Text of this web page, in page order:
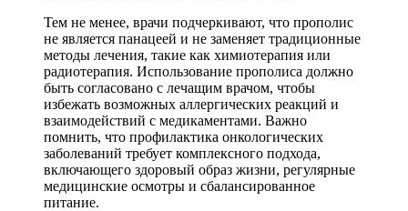
Тем не менее, врачи подчеркивают, что прополис
не является панацеей и не заменяет традиционные
методы лечения, такие как химиотерапия или
радиотерапия. Использование прополиса должно
быть согласовано с лечащим врачом, чтобы
избежать возможных аллергических реакций и
взаимодействий с медикаментами. Важно
помнить, что профилактика онкологических
заболеваний требует комплексного подхода,
включающего здоровый образ жизни, регулярные
медицинские осмотры и сбалансированное
питание.